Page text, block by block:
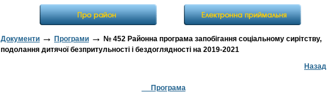
Документи → Програми → № 452 Районна програма запобігання соціальному сирітству,
подолання дитячої безпритульності і бездоглядності на 2019-2021
Назад
Програма